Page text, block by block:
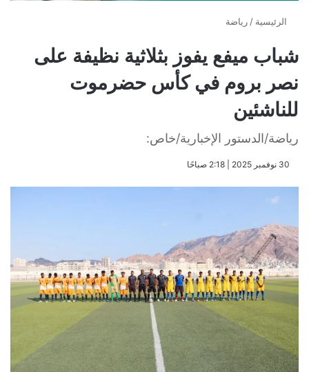
الرئيسية / رياضة
شباب ميفع يفوز بثلاثية نظيفة على
نصر بروم في كأس حضرموت
للناشئين
رياضة/الدستور الإخبارية/خاص:
​30 نوفمبر 2025 | 2:18 صباحًا